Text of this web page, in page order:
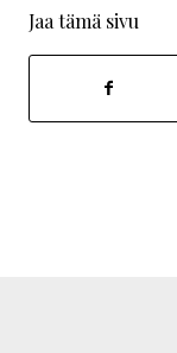
Jaa tämä sivu